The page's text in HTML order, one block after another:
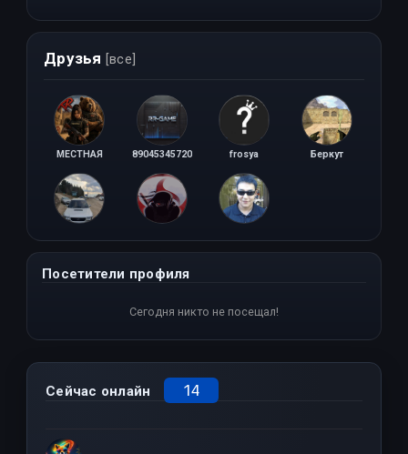
Друзья [все]
МЕСТНАЯ 89045345720 frosya Беркут
Посетители профиля
Сегодня никто не посещал!
Сейчас онлайн 14